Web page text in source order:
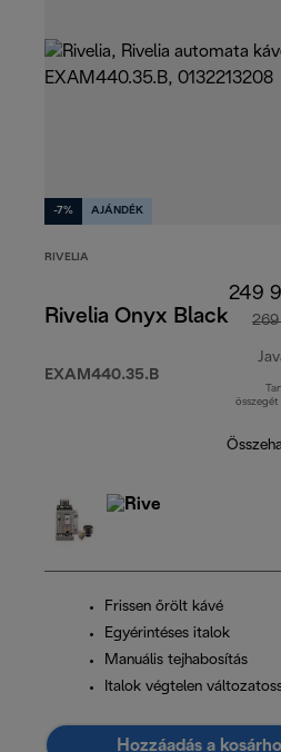
-7% AJÁNDÉK
RIVELIA
Rivelia Onyx Black
EXAM440.35.B
249
Frissen őrölt kávé
Egyérintéses italok
Manuális tejhabosítás
Italok végtelen
Hozzáadás a